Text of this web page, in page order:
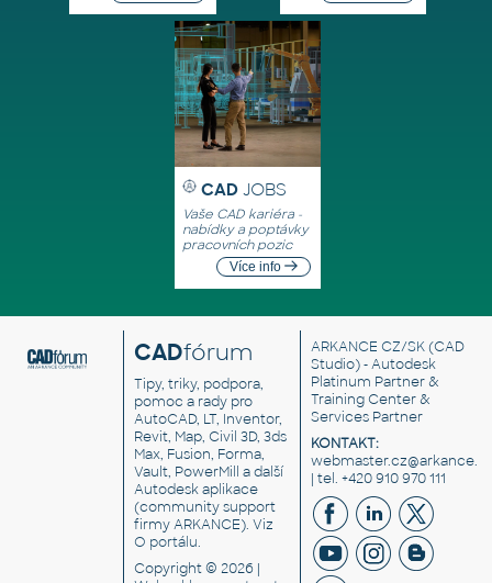
CAD JOBS
Vaše CAD kariéra -
nabídky a poptávky
pracovních pozic
Více info
CADfórum
Tipy, triky, podpora,
pomoc a rady pro
AutoCAD, LT, Inventor,
Revit, Map, Civil 3D, 3ds
Max, Fusion, Forma,
Vault, PowerMill a další
Autodesk aplikace
(community support
firmy ARKANCE). Viz
O portálu.
Copyright © 2026 |
ARKANCE CZ/SK(CAD
Studio) - Autodesk
Platinum Partner &
Training Center &
Services Partner
KONTAKT:
| tel. +420 910 970 111